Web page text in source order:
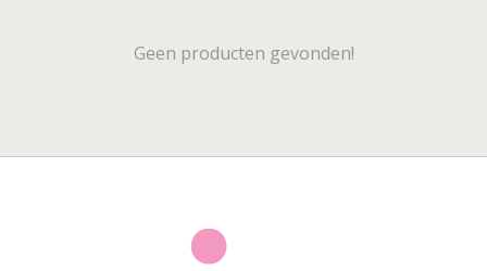
Geen producten gevonden!